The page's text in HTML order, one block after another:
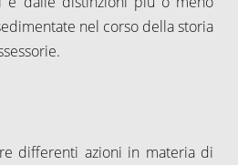
nel corso della storia
differenti azioni in materia di